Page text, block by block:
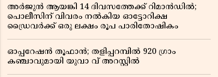
അർജുൻ ആയങ്കി 14 ദിവസത്തേക്ക് റിമാൻഡിൽ;
പൊലീസിന് വിവരം നൽകിയ ഓട്ടോറിക്ഷ
ഡ്രൈവർക്ക് ഒരു ലക്ഷം രൂപ പാരിതോഷികം
ഓപ്പറേഷൻ തൂഫാൻ; തളിപ്പറമ്പിൽ 920 ഗ്രാം
കഞ്ചാവുമായി യുവാ വ് അറസ്റ്റിൽ